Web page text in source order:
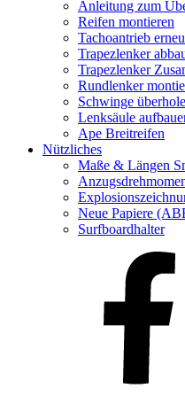
Anleitung zum
Reifen montieren
Tachoantrieb
Trapezlenker
Trapezlenker
Rundlenker
Schwinge
Lenksäule
Ape Breitreifen
Nützliches
Maße & Längen
Neue Papiere
Surfboardhalter